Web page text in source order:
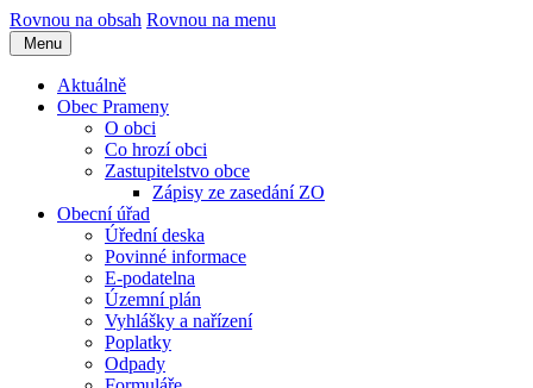
Rovnou na obsah Rovnou na menu
Menu
Aktuálně
Obec Prameny
O obci
Co hrozí obci
Zastupitelstvo obce
Zápisy ze zasedání ZO
Obecní úřad
Úřední deska
Povinné informace
E-podatelna
Územní plán
Vyhlášky a nařízení
Poplatky
Odpady